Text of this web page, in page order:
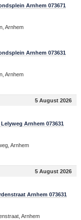
Arnhem 073671
Arnhem
Arnhem 073631
Arnhem
5 August 2026
Arnhem 073631
Arnhem
5 August 2026
Arnhem 073631
Arnhem